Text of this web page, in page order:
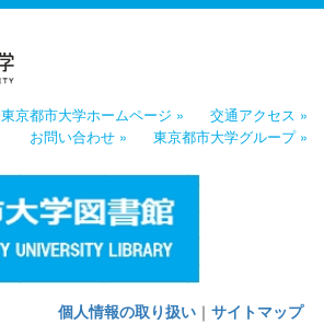
東京都市大学ホームページ »
交通アクセス »
お問い合わせ »
東京都市大学グループ »
個人情報の取り扱い ｜ サイトマップ